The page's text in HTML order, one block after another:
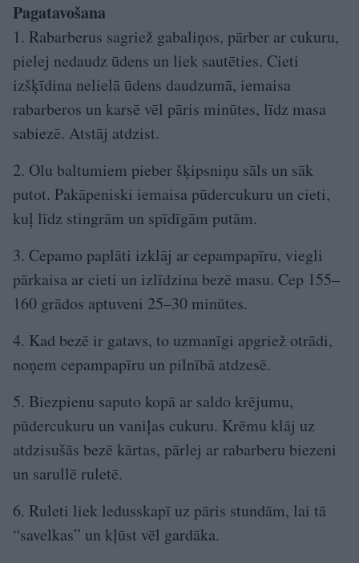
Pagatavošana
1. Rabarberus sagriež gabaliņos, pārber ar cukuru,
pielej nedaudz ūdens un liek sautēties. Cieti
izšķīdina nelielā ūdens daudzumā, iemaisa
rabarberos un karsē vēl pāris minūtes, līdz masa
sabiezē. Atstāj atdzist.
2. Olu baltumiem pieber šķipsniņu sāls un sāk
putot. Pakāpeniski iemaisa pūdercukuru un cieti,
kuļ līdz stingrām un spīdīgām putām.
3. Cepamo paplāti izklāj ar cepampapīru, viegli
pārkaisa ar cieti un izlīdzina bezē masu. Cep 155–
160 grādos aptuveni 25–30 minūtes.
4. Kad bezē ir gatavs, to uzmanīgi apgriež otrādi,
noņem cepampapīru un pilnībā atdzesē.
5. Biezpienu saputo kopā ar saldo krējumu,
pūdercukuru un vaniļas cukuru. Krēmu klāj uz
atdzisušās bezē kārtas, pārlej ar rabarberu biezeni
un sarullē ruletē.
6. Ruleti liek ledusskapī uz pāris stundām, lai tā
“savelkas” un kļūst vēl gardāka.